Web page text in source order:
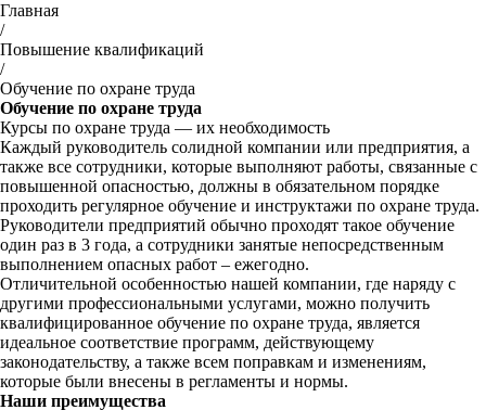
Главная
/
Повышение квалификаций
/
Обучение по охране труда
Обучение по охране труда
Курсы по охране труда — их необходимость
Каждый руководитель солидной компании или предприятия, а
также все сотрудники, которые выполняют работы, связанные с
повышенной опасностью, должны в обязательном порядке
проходить регулярное обучение и инструктажи по охране труда.
Руководители предприятий обычно проходят такое обучение
один раз в 3 года, а сотрудники занятые непосредственным
выполнением опасных работ – ежегодно.
Отличительной особенностью нашей компании, где наряду с
другими профессиональными услугами, можно получить
квалифицированное обучение по охране труда, является
идеальное соответствие программ, действующему
законодательству, а также всем поправкам и изменениям,
которые были внесены в регламенты и нормы.
Наши преимущества